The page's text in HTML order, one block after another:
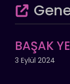
BAŞAK
3 Eylül 2024